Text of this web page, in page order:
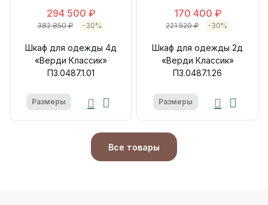
294 500 ₽
382 850 ₽ -30%
Шкаф для одежды 4д
«Верди Классик»
П3.0487.1.01
Размеры
170 400 ₽
221 520 ₽ -30%
Шкаф для одежды 2д
«Верди Классик»
П3.0487.1.26
Размеры
Все товары